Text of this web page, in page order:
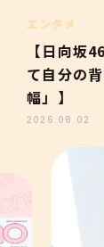
2
3
5
エンタメ
【日向坂
て自分の
幅」】
2026.08.02